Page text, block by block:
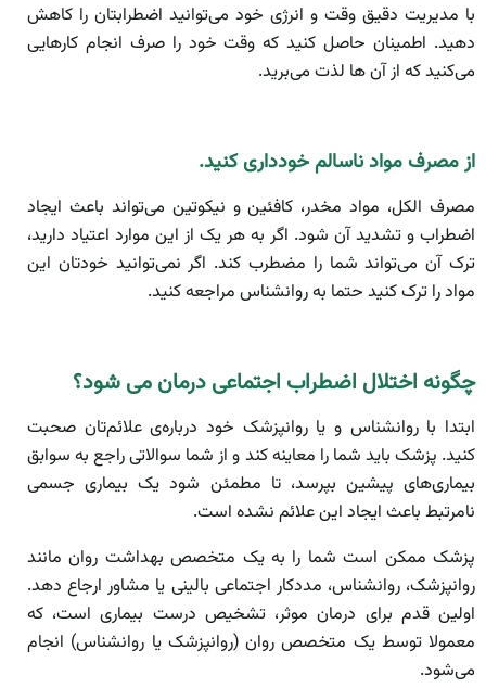
با مدیریت دقیق وقت و انرژی خود می‌توانید اضطرابتان را کاهش
دهید. اطمینان حاصل کنید که وقت خود را صرف انجام کارهایی
می‌کنید که از آن ها لذت می‌برید.
از مصرف مواد ناسالم خودداری کنید.
مصرف الکل، مواد مخدر، کافئین و نیکوتین می‌تواند باعث ایجاد
اضطراب و تشدید آن شود. اگر به هر یک از این موارد اعتیاد دارید،
ترک آن می‌تواند شما را مضطرب کند. اگر نمی‌توانید خودتان این
مواد را ترک کنید حتما به روانشناس مراجعه کنید.
چگونه اختلال اضطراب اجتماعی درمان می شود؟
ابتدا با روانشناس و یا روانپزشک خود درباره‌ی علائم‌تان صحبت
کنید. پزشک باید شما را معاینه کند و از شما سوالاتی راجع به سوابق
بیماری‌های پیشین بپرسد، تا مطمئن شود یک بیماری جسمی
نامرتبط باعث ایجاد این علائم نشده است.
پزشک ممکن است شما را به یک متخصص بهداشت روان مانند
روانپزشک، روانشناس، مددکار اجتماعی بالینی یا مشاور ارجاع دهد.
اولین قدم برای درمان موثر، تشخیص درست بیماری است، که
معمولا توسط یک متخصص روان (روانپزشک یا روانشناس) انجام
می‌شود.